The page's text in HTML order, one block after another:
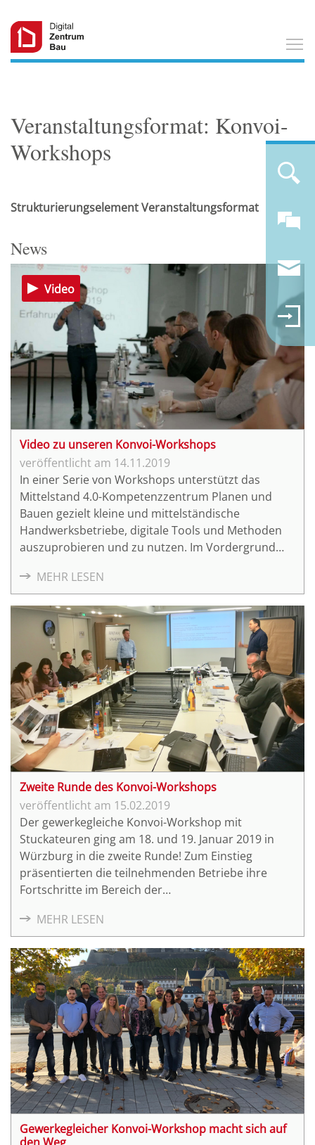
Veranstaltungsformat: Konvoi-
Workshops
Strukturierungselement Veranstaltungsformat
News
Video
Video zu unseren Konvoi-Workshops
14.11.2019
In einer Serie von Workshops unterstützt das
Mittelstand 4.0-Kompetenzzentrum Planen und
Bauen gezielt kleine und mittelständische
Handwerksbetriebe, digitale Tools und Methoden
auszuprobieren und zu nutzen. Im Vordergrund
Machen.
MEHR LESEN
Zweite Runde des Konvoi-Workshops
15.02.2019
Der gewerkegleiche Konvoi-Workshop mit
Stuckateuren ging am 18. und 19. Januar 2019 in
Würzburg in die zweite Runde! Zum Einstieg
präsentierten die teilnehmenden Betriebe ihre
Fortschritte im Bereich der
Workshop schwerpunktmäßig behandelt wurde.
Übereinstimmend wurde vom hochgradigen
Nutzen der Baustellendokumentation berichtet,
sowohl für den Betrieb selbst als auch für Kunden,
Architekten und Planer.
MEHR LESEN
Gewerkegleicher Konvoi-Workshop macht sich auf